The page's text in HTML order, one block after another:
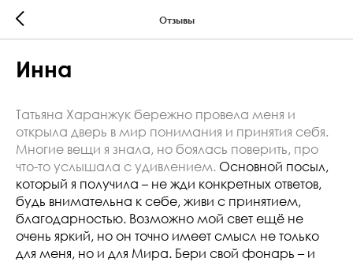
Отзывы
Инна
Татьяна Харанжук бережно провела меня и
открыла дверь в мир понимания и принятия себя.
Многие вещи я знала, но боялась поверить, про
что-то услышала с удивлением. Основной посыл,
который я получила – не жди конкретных ответов,
будь внимательна к себе, живи с принятием,
благодарностью. Возможно мой свет ещё не
очень яркий, но он точно имеет смысл не только
для меня, но и для Мира. Бери свой фонарь – и